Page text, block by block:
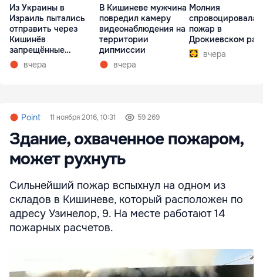
Из Украины в
Израиль пытались
отправить через
Кишинёв
запрещённые
препараты
вчера
В Кишиневе мужчина
повредил камеру
видеонаблюдения на
территории
дипмиссии
вчера
Молния
спровоцировала
пожар в
Дрокиевском
вчера
Point 11 ноября 2016, 10:31 59 269
Здание, охваченное пожаром,
может рухнуть
Сильнейший пожар вспыхнул на одном из
складов в Кишиневе, который расположен по
адресу Узинелор, 9. На месте работают 14
пожарных расчетов.